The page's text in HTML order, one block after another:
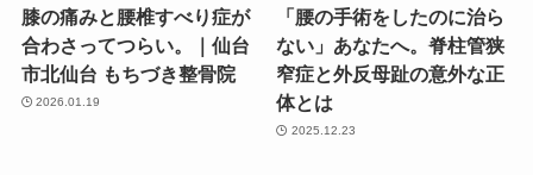
膝の痛みと腰椎すべり症が
合わさってつらい。｜仙台
市北仙台 もちづき整骨院
2026.01.19
「腰の手術をしたのに治ら
ない」あなたへ。脊柱管狭
窄症と外反母趾の意外な正
体とは
2025.12.23